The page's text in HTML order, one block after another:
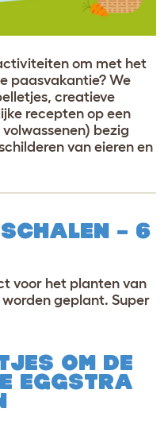
om met het
paasvakantie? We
creatieve
recepten op een
bezig
van eieren en
– 6
voor het planten van
geplant. Super
OM DE
EGGSTRA